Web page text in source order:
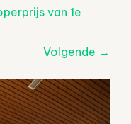
van 1e
Volgende →